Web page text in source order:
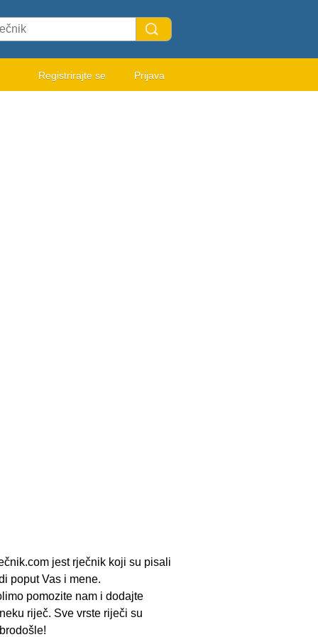
Registrirajte se Prijava
jest rječnik koji su pisali
poput Vas i mene.
pomozite nam i dodajte
riječ. Sve vrste riječi su